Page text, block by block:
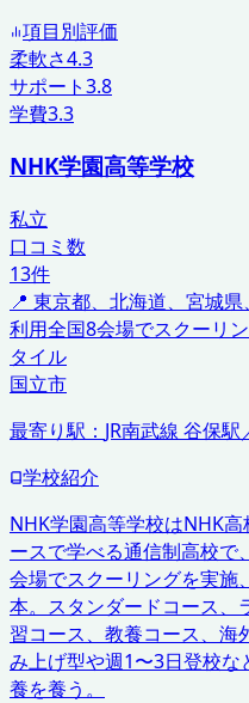
項目別評価
柔軟さ4.3
サポート3.8
学費3.3
NHK学園高等学校
私立
口コミ数
13件
📍 東京都、北海道、宮城
利用全国8会場でスクーリ
タイル
国立市
最寄り駅： JR南武線 谷保駅
学校紹介
NHK学園高等学校はNHK
ースで学べる通信制高校で
会場でスクーリングを実施
本。スタンダードコース、
習コース、教養コース、海
み上げ型や週1〜3日登校
養を養う。